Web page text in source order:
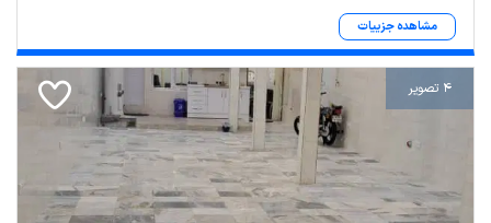
مشاهده جزییات
4 تصویر